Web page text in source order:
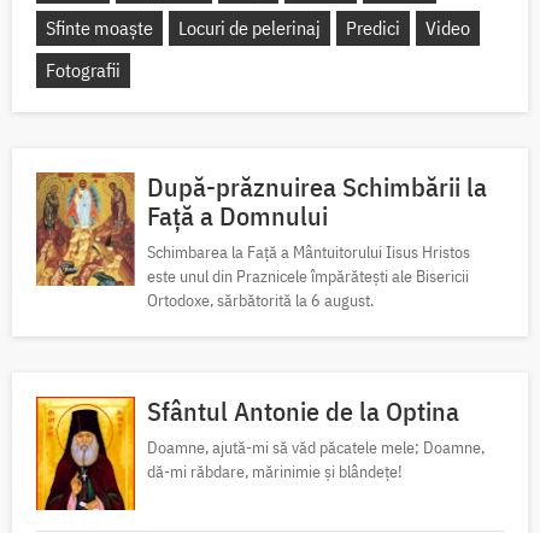
Sfinte moaște
Locuri de pelerinaj Predici
Video
Fotografii
După-prăznuirea Schimbării la
Față a Domnului
Schimbarea la Față a Mântuitorului Iisus Hristos
este unul din Praznicele împărătești ale Bisericii
Ortodoxe, sărbătorită la 6 august.
Sfântul Antonie de la Optina
Doamne, ajută-mi să văd păcatele mele; Doamne,
dă-mi răbdare, mărinimie şi blândeţe!